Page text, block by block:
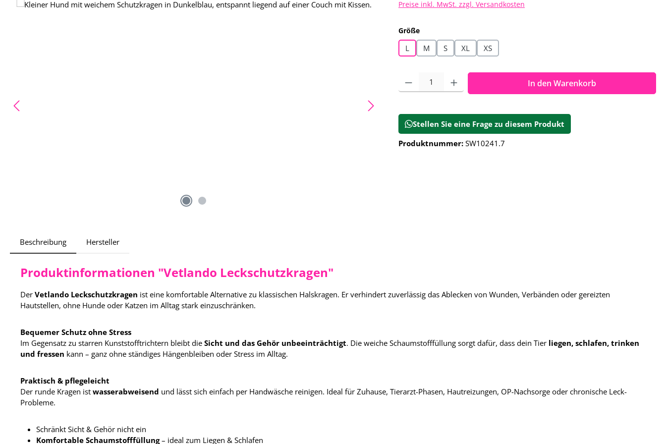
Preise inkl. MwSt. zzgl. Versandkosten
Größeauswählen
L M S XL XS
Produkt Anzahl: Gib den gewünschten Wert ein oder benutze die
In den Warenkorb
Stellen Sie eine Frage zu diesem Produkt
Produktnummer: SW10241.7
Beschreibung Hersteller
Produktinformationen "Vetlando Leckschutzkragen"
Der Vetlando Leckschutzkragen ist eine komfortable Alternative zu klassischen Halskragen. Er verhindert zuverlässig das Ablecken von Wunden, Verbänden oder gereizten
Hautstellen, ohne Hunde oder Katzen im Alltag stark einzuschränken.
Bequemer Schutz ohne Stress
Im Gegensatz zu starren Kunststofftrichtern bleibt die Sicht und das Gehör unbeeinträchtigt. Die weiche Schaumstofffüllung sorgt dafür, dass dein Tier liegen, schlafen, trinken
und fressen kann – ganz ohne ständiges Hängenbleiben oder Stress im Alltag.
Praktisch & pflegeleicht
Der runde Kragen ist wasserabweisend und lässt sich einfach per Handwäsche reinigen. Ideal für Zuhause, Tierarzt-Phasen, Hautreizungen, OP-Nachsorge oder chronische Leck-
Probleme.
Schränkt Sicht & Gehör nicht ein
Komfortable Schaumstofffüllung– ideal zum Liegen & Schlafen